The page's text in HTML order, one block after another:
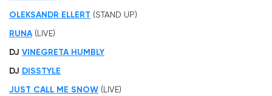
OLEKSANDR ELLERT (STAND UP)
RUNA (LIVE)
DJ VINEGRETA HUMBLY
DJ DISSTYLE
JUST CALL ME SNOW (LIVE)